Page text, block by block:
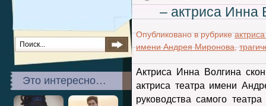
Это интересно…
– актриса Инна
Опубликовано в рубрике
имени Андрея Миронова
Актриса Инна Волгина
актриса театра имени
руководства самого